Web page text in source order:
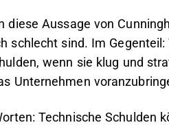
diese Aussage von
schlecht sind. Im
wenn sie klug und
Unternehmen
Technische Schulden